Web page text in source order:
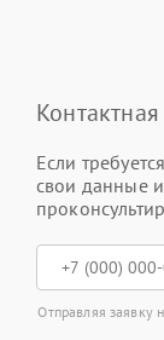
Если
свои данные
Отправляя заявку